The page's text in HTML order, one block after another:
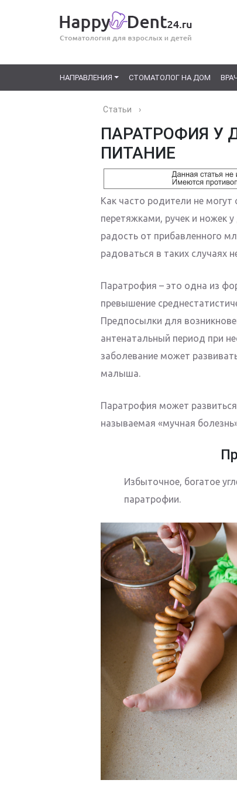
НАПРАВЛЕНИЯ СТОМАТОЛОГ НА ДОМ
Статьи ›
ПАРАТРОФИЯ У
ПИТАНИЕ
Как часто родители не могут
перетяжками, ручек и ножек
радость от прибавленного
радоваться в таких случаях
Паратрофия – это одна из
превышение
Предпосылки для
антенатальный период при
заболевание может
малыша.
Паратрофия может
называемая «мучная
Избыточное, богатое
паратрофии.